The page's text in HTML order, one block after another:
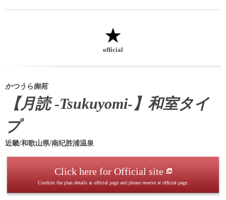
official
かつうら御苑
【月読 -Tsukuyomi-】和室タイ
プ
近畿/和歌山県/南纪胜浦温泉
Click here for Official site
Confirm the plan details at official page and please reserve at official page.